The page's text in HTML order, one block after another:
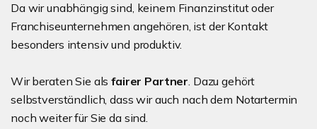
Da wir unabhängig sind, keinem Finanzinstitut oder
Franchiseunternehmen angehören, ist der Kontakt
besonders intensiv und produktiv.
Wir beraten Sie alsfairer Partner. Dazu gehört
selbstverständlich, dass wir auch nach dem Notartermin
noch weiter für Sie da sind.